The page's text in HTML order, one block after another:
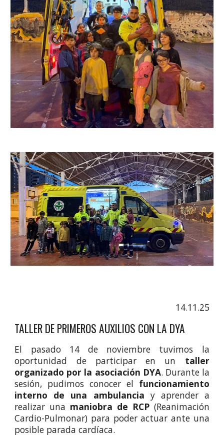
14.11.25
TALLER DE PRIMEROS AUXILIOS CON LA DYA
El pasado 14 de noviembre tuvimos la
oportunidad de participar en un taller
organizado por la asociación DYA. Durante la
sesión, pudimos conocer el funcionamiento
interno de una ambulancia y aprender a
realizar una maniobra de RCP (Reanimación
Cardio-Pulmonar) para poder actuar ante una
posible parada cardíaca.